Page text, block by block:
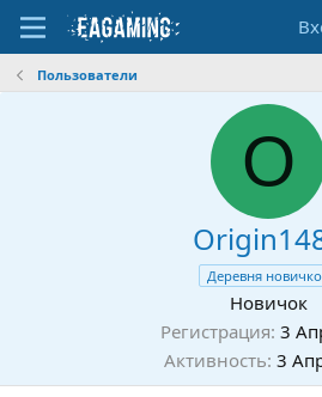
Пользователи
O
Деревня
Новичок
Регистрация 3
Активность 3